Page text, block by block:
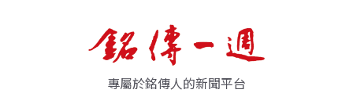
專屬於銘傳人的新聞平台